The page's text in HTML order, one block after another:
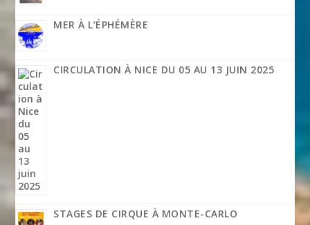
MER À L’ÉPHÉMÈRE
CIRCULATION À NICE DU 05 AU 13 JUIN 2025
STAGES DE CIRQUE À MONTE-CARLO